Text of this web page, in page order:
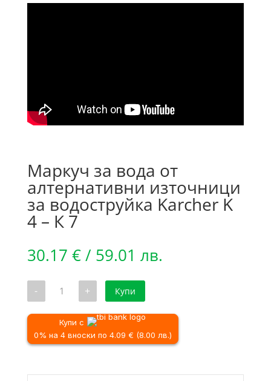
Маркуч за вода от
алтернативни източници
за водоструйка Karcher K
4 – К 7
30.17 €/ 59.01 лв.
- количество
Маркуч
за
вода
от
алтернативни
водоструйка
+ Купи
Купи с
0% на 4 вноски по 4.09 € (8.00 лв.)